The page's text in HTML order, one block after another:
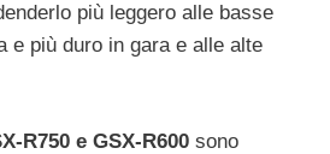
più leggero alle basse
e più duro in gara e alle alte
R750 e GSX-R600 sono